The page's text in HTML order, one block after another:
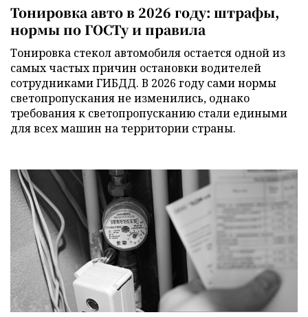
Тонировка авто в 2026 году: штрафы,
нормы по ГОСТу и правила
Тонировка стекол автомобиля остается одной из
самых частых причин остановки водителей
сотрудниками ГИБДД. В 2026 году сами нормы
светопропускания не изменились, однако
требования к светопропусканию стали едиными
для всех машин на территории страны.